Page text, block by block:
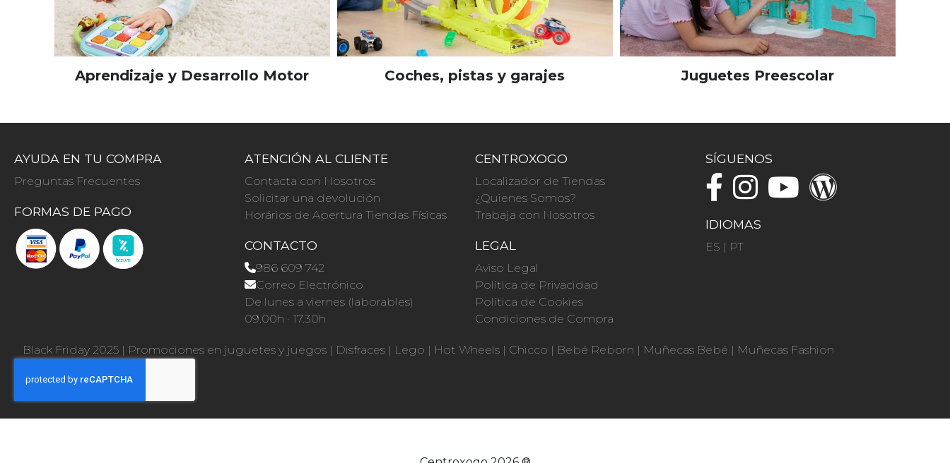
Aprendizaje y Desarrollo Motor Coches, pistas y garajes Juguetes Preescolar
AYUDA EN TU COMPRA
Preguntas Frecuentes
FORMAS DE PAGO
ATENCIÓN AL CLIENTE
Contacta con Nosotros
Solicitar una devolución
Horários de Apertura Tiendas Físicas
CONTACTO
986 609 742
Correo Electrónico
De lunes a viernes (laborables)
09.00h · 17.30h
CENTROXOGO
Localizador de Tiendas
¿Quienes Somos?
Trabaja con Nosotros
LEGAL
Aviso Legal
Política de Privacidad
Política de Cookies
Condiciones de Compra
SÍGUENOS
IDIOMAS
ES | PT
Black Friday 2025 | Promociones en juguetes y juegos | Disfraces | Lego | Hot Wheels | Chicco | Bebé Reborn | Muñecas Bebé | Muñecas Fashion